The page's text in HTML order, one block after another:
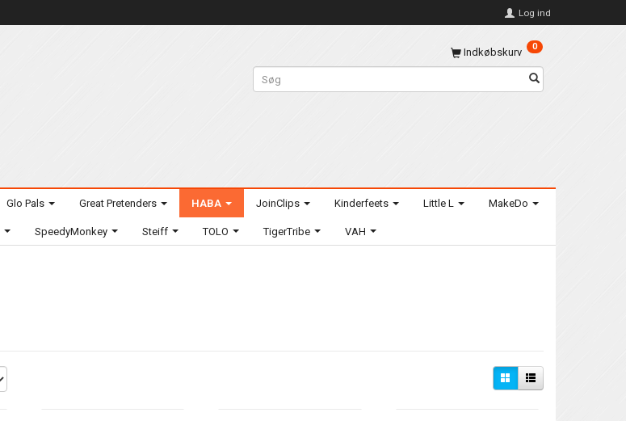
Log ind
Indkøbskurv 0
Glo Pals Great Pretenders HABA JoinClips Kinderfeets Little L MakeDo
SpeedyMonkey Steiff TOLO TigerTribe VAH